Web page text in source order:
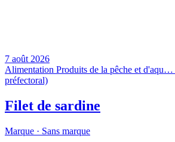
7 août 2026
Alimentation Produits de la pêche et d'aqu…
préfectoral)
Filet de sardine
Marque · Sans marque